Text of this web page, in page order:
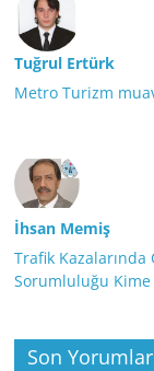
Tuğrul Ertürk
Metro Turizm
İhsan Memiş
Trafik
Sorumluluğu
Son Yorumlar